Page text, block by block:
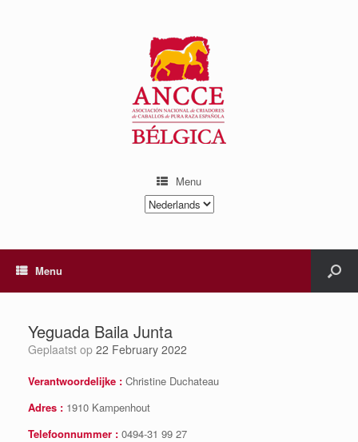
Menu
Kies
een
Menu
Yeguada Baila Junta
Geplaatst op 22 February 2022
Verantwoordelijke : Christine Duchateau
Adres : 1910 Kampenhout
Telefoonnummer : 0494-31 99 27